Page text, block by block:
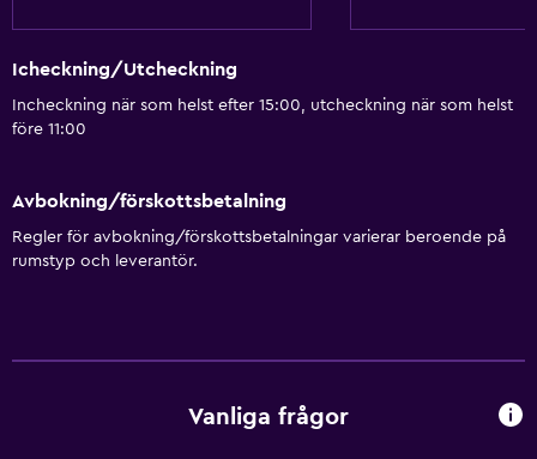
Icheckning/Utcheckning
Incheckning när som helst efter 15:00, utcheckning när som helst
före 11:00
Avbokning/förskottsbetalning
Regler för avbokning/förskottsbetalningar varierar beroende på
rumstyp och leverantör.
Vanliga frågor